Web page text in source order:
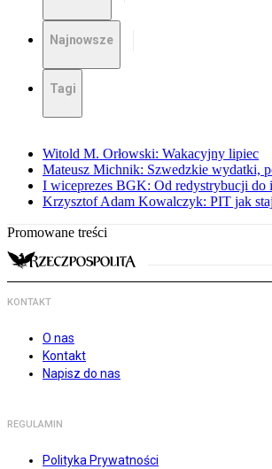
Najnowsze
Tagi
Witold M. Orłowski: Wakacyjny lipiec
Mateusz Michnik: Szwedzkie wydatki,
I wiceprezes BGK: Od redystrybucji
Krzysztof Adam Kowalczyk: PIT jak
Promowane treści
KONTAKT
O nas
Kontakt
Napisz do nas
REGULAMIN
Polityka Prywatności